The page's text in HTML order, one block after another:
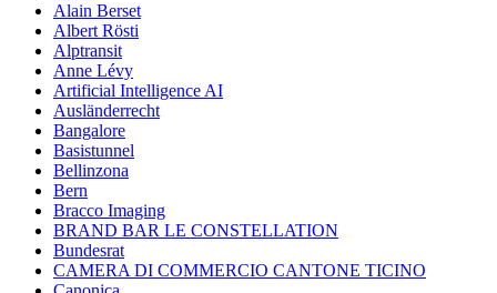
Alain Berset
Albert Rösti
Alptransit
Anne Lévy
Artificial Intelligence AI
Ausländerrecht
Bangalore
Basistunnel
Bellinzona
Bern
Bracco Imaging
BRAND BAR LE CONSTELLATION
Bundesrat
CAMERA DI COMMERCIO CANTONE TICINO